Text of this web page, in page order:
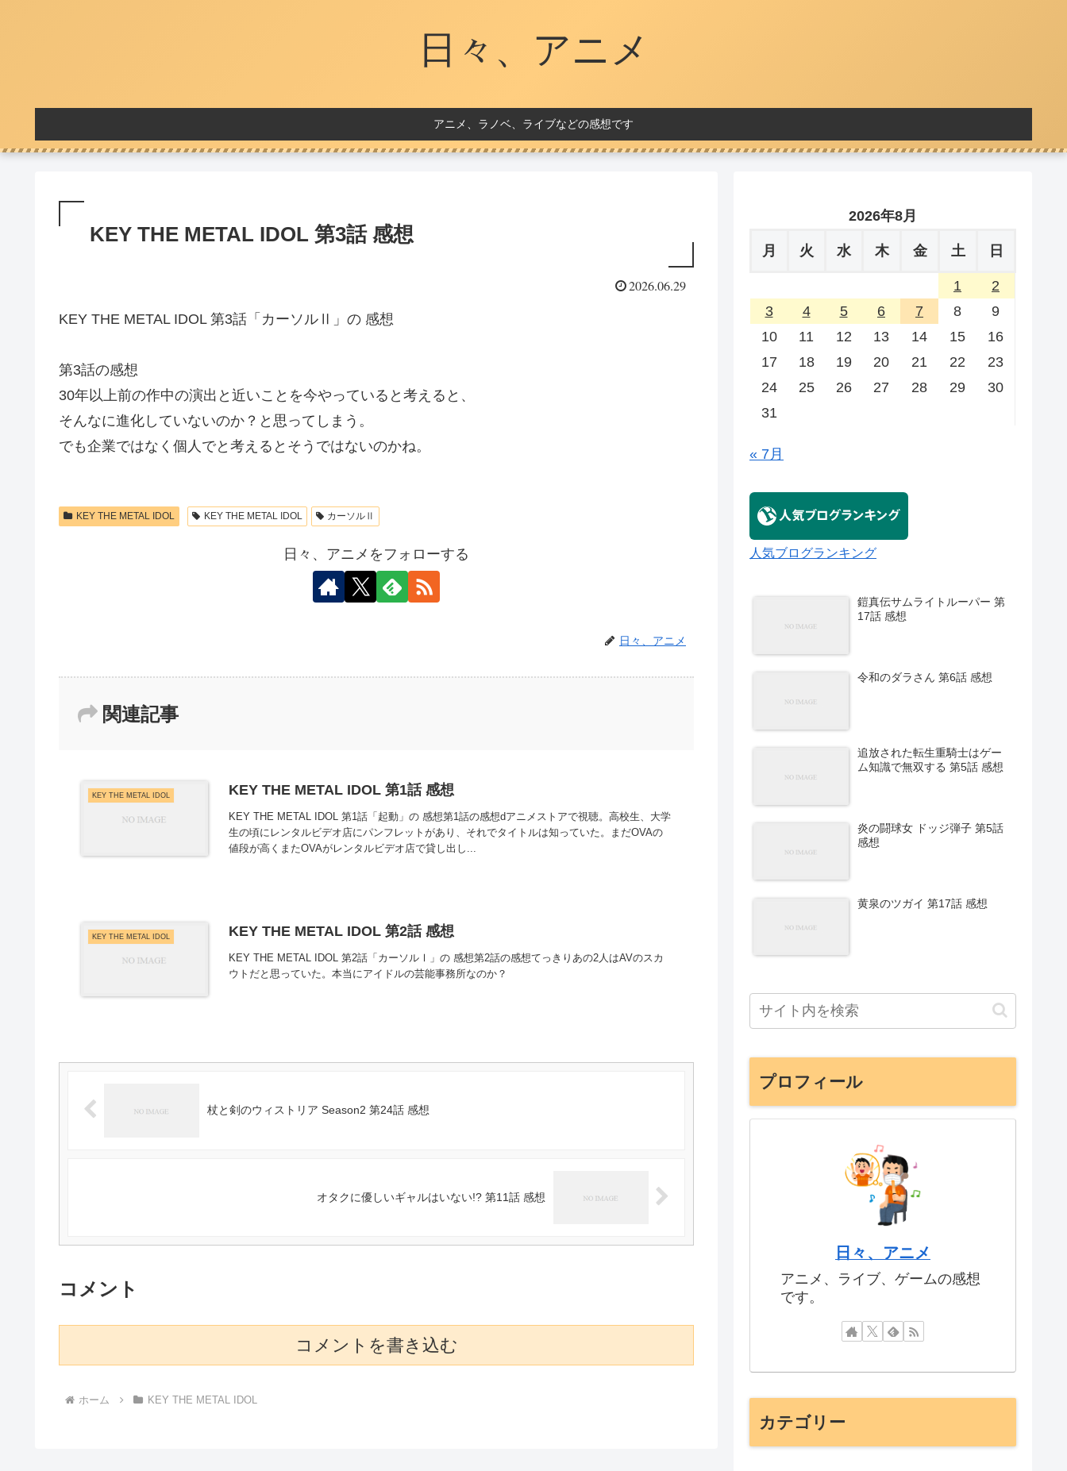
日々、アニメ
アニメ、ラノベ、ライブなどの感想です
KEY THE METAL IDOL 第3話 感想
2026.06.29
KEY THE METAL IDOL 第3話「カーソルⅡ」の 感想
第3話の感想
30年以上前の作中の演出と近いことを今やっていると考えると、
そんなに進化していないのか？と思ってしまう。
でも企業ではなく個人でと考えるとそうではないのかね。
KEY THE METAL IDOL KEY THE METAL IDOL カーソルⅡ
日々、アニメをフォローする
日々、アニメ
関連記事
KEY THE METAL IDOL KEY THE METAL IDOL 第1話 感想
KEY THE METAL IDOL 第1話「起動」の 感想第1話の感想dアニメストアで視聴。高校生、大学
生の頃にレンタルビデオ店にパンフレットがあり、それでタイトルは知っていた。まだOVAの
値段が高くまたOVAがレンタルビデオ店で貸し出し...
KEY THE METAL IDOL KEY THE METAL IDOL 第2話 感想
KEY THE METAL IDOL 第2話「カーソルⅠ」の 感想第2話の感想てっきりあの2人はAVのスカ
ウトだと思っていた。本当にアイドルの芸能事務所なのか？
杖と剣のウィストリア Season2 第24話 感想
オタクに優しいギャルはいない!? 第11話 感想
コメント
コメントを書き込む
ホーム KEY THE METAL IDOL
2026年8月
月 火 水 木 金 土 日
1
2
3
4 5 6 7 8
9
10
11 12 13 14 15
16
17
18 19 20 21 22
23
24
25 26 27 28 29
30
31
« 7月
人気ブログランキング
鎧真伝サムライトルーパー 第
17話 感想
令和のダラさん 第6話 感想
追放された転生重騎士はゲー
ム知識で無双する 第5話 感想
炎の闘球女 ドッジ弾子 第5話
感想
黄泉のツガイ 第17話 感想
プロフィール
日々、アニメ
アニメ、ライブ、ゲームの感想
です。
カテゴリー